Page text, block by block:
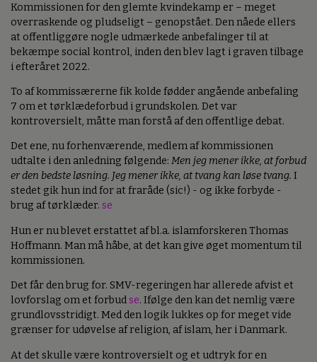
Kommissionen for den glemte kvindekamp er – meget
overraskende og pludseligt – genopstået. Den nåede ellers
at offentliggøre nogle udmærkede anbefalinger til at
bekæmpe social kontrol, inden den blev lagt i graven tilbage
i efteråret 2022.
To af kommissærerne fik kolde fødder angående anbefaling
7 om et tørklædeforbud i grundskolen. Det var
kontroversielt, måtte man forstå af den offentlige debat.
Det ene, nu forhenværende, medlem af kommissionen
udtalte i den anledning følgende: Men jeg mener ikke, at forbud
er den bedste løsning. Jeg mener ikke, at tvang kan løse tvang. I
stedet gik hun ind for at fraråde (sic!) - og ikke forbyde -
brug af tørklæder. se
Hun er nu blevet erstattet af bl.a. islamforskeren Thomas
Hoffmann. Man må håbe, at det kan give øget momentum til
kommissionen.
Det får den brug for. SMV-regeringen har allerede afvist et
lovforslag om et forbud se. Ifølge den kan det nemlig være
grundlovsstridigt. Med den logik lukkes op for meget vide
grænser for udøvelse af religion, af islam, her i Danmark.
At det skulle være kontroversielt og et udtryk for en